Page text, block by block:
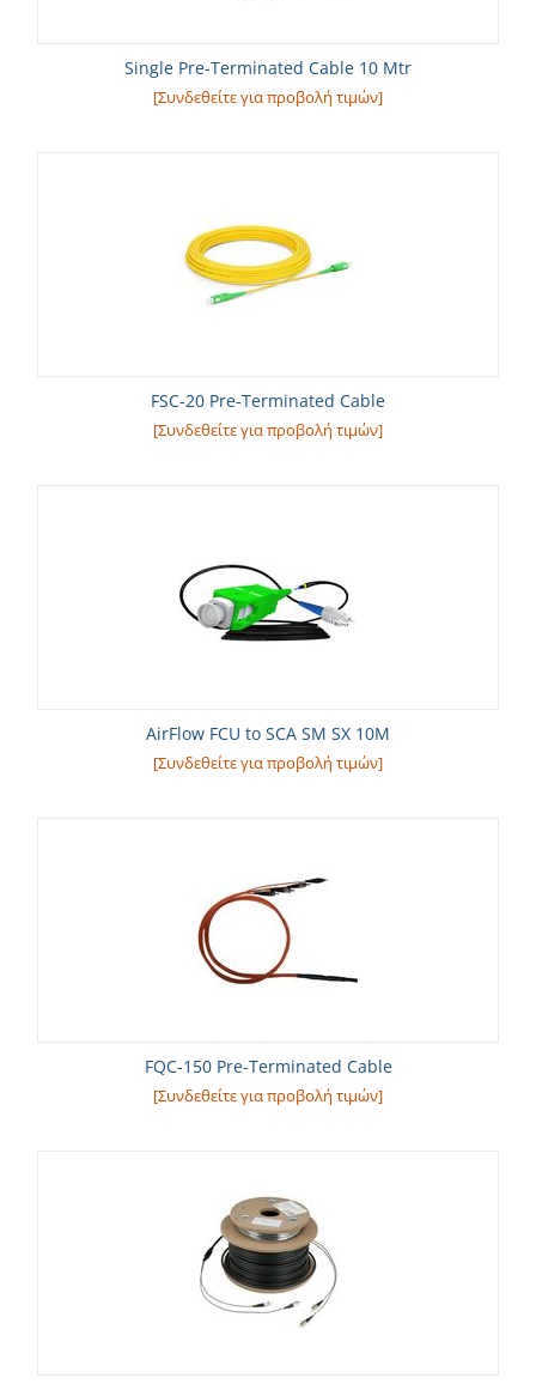
Single Pre-Terminated Cable 10 Mtr
[Συνδεθείτε για προβολή τιμών]
FSC-20 Pre-Terminated Cable
[Συνδεθείτε για προβολή τιμών]
AirFlow FCU to SCA SM SX 10M
[Συνδεθείτε για προβολή τιμών]
FQC-150 Pre-Terminated Cable
[Συνδεθείτε για προβολή τιμών]